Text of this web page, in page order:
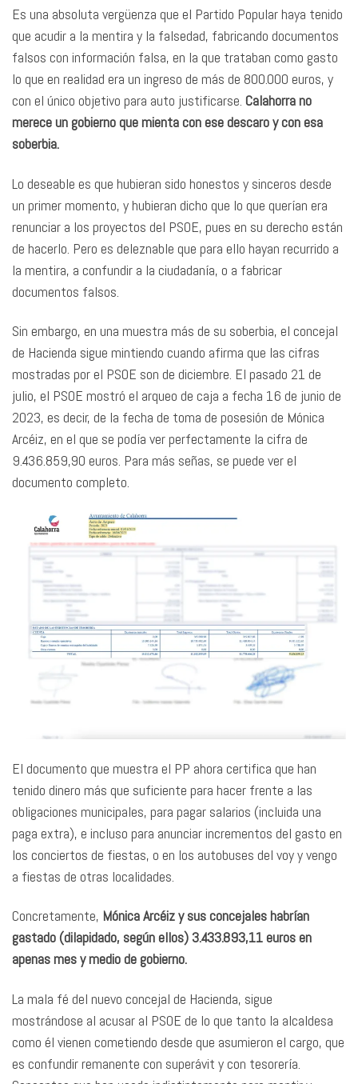
Es una absoluta vergüenza que el Partido Popular haya tenido
que acudir a la mentira y la falsedad, fabricando documentos
falsos con información falsa, en la que trataban como gasto
lo que en realidad era un ingreso de más de 800.000 euros, y
con el único objetivo para auto justificarse. Calahorra no
merece un gobierno que mienta con ese descaro y con esa
soberbia.
Lo deseable es que hubieran sido honestos y sinceros desde
un primer momento, y hubieran dicho que lo que querían era
renunciar a los proyectos del PSOE, pues en su derecho están
de hacerlo. Pero es deleznable que para ello hayan recurrido a
la mentira, a confundir a la ciudadanía, o a fabricar
documentos falsos.
Sin embargo, en una muestra más de su soberbia, el concejal
de Hacienda sigue mintiendo cuando afirma que las cifras
mostradas por el PSOE son de diciembre. El pasado 21 de
julio, el PSOE mostró el arqueo de caja a fecha 16 de junio de
2023, es decir, de la fecha de toma de posesión de Mónica
Arcéiz, en el que se podía ver perfectamente la cifra de
9.436.859,90 euros. Para más señas, se puede ver el
documento completo.
El documento que muestra el PP ahora certifica que han
tenido dinero más que suficiente para hacer frente a las
obligaciones municipales, para pagar salarios (incluida una
paga extra), e incluso para anunciar incrementos del gasto en
los conciertos de fiestas, o en los autobuses del voy y vengo
a fiestas de otras localidades.
Concretamente, Mónica Arcéiz y sus concejales habrían
gastado (dilapidado, según ellos) 3.433.893,11 euros en
apenas mes y medio de gobierno.
La mala fé del nuevo concejal de Hacienda, sigue
mostrándose al acusar al PSOE de lo que tanto la alcaldesa
como él vienen cometiendo desde que asumieron el cargo, que
es confundir remanente con superávit y con tesorería.